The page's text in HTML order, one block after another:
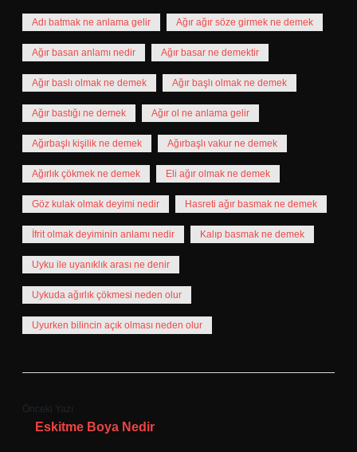
Adı batmak ne anlama gelir Ağır ağır söze girmek ne demek
Ağır basan anlamı nedir Ağır basar ne demektir
Ağır baslı olmak ne demek Ağır başlı olmak ne demek
Ağır bastığı ne demek Ağır ol ne anlama gelir
Ağırbaşlı kişilik ne demek Ağırbaşlı vakur ne demek
Ağırlık çökmek ne demek Eli ağır olmak ne demek
Göz kulak olmak deyimi nedir Hasreti ağır basmak ne demek
İfrit olmak deyiminin anlamı nedir Kalıp basmak ne demek
Uyku ile uyanıklık arası ne denir
Uykuda ağırlık çökmesi neden olur
Uyurken bilincin açık olması neden olur
Önceki Yazı
Eskitme Boya Nedir